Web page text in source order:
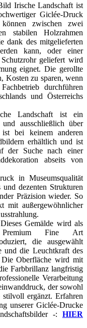
Irische Landschaft ist
Giclée-Druck
zwischen zwei
stabilen Holzrahmen
dank des mitgelieferten
kann, oder einer
geliefert wird
eignet. Die gerollte
Kosten zu sparen, wenn
durchführen
und Österreichs
Landschaft ist ein
ausschließlich über
bei keinem anderen
erhältlich und ist
der Suche nach einer
abseits von
in Museumsqualität
dezenten Strukturen
Präzision wieder. So
mit außergewöhnlicher
Dieses Gemälde wird als
Premium Fine Art
die ausgewählt
und die Leuchtkraft des
Oberfläche wird mit
Farbbrillanz langfristig
Verarbeitung
der sowohl
stilvoll ergänzt. Erfahren
unserer Giclée-Drucke
-: HIER